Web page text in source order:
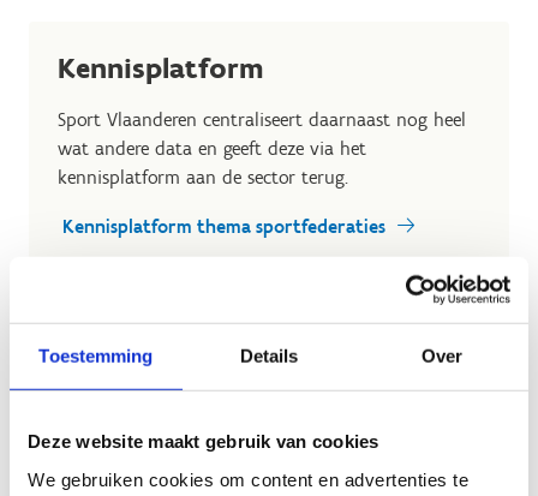
Toestemming Details Over
Deze website maakt gebruik van cookies
We gebruiken cookies om content en advertenties te
Kennisplatform
Sport Vlaanderen centraliseert daarnaast nog heel
wat andere data en geeft deze via het
kennisplatform aan de sector terug.
Kennisplatform thema sportfederaties